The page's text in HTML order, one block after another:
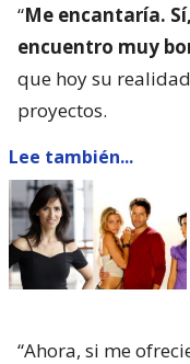
“Me encantaría.
encuentro muy
que hoy su
proyectos.
Lee también...
“Ahora, si me